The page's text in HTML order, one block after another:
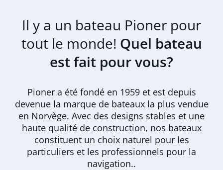
Il y a un bateau Pioner pour
tout le monde! Quel bateau
est fait pour vous?
Pioner a été fondé en 1959 et est depuis
devenue la marque de bateaux la plus vendue
en Norvège. Avec des designs stables et une
haute qualité de construction, nos bateaux
constituent un choix naturel pour les
particuliers et les professionnels pour la
navigation..